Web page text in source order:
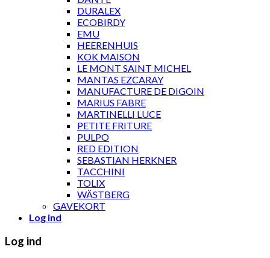
DURALEX
ECOBIRDY
EMU
HEERENHUIS
KOK MAISON
LE MONT SAINT MICHEL
MANTAS EZCARAY
MANUFACTURE DE DIGOIN
MARIUS FABRE
MARTINELLI LUCE
PETITE FRITURE
PULPO
RED EDITION
SEBASTIAN HERKNER
TACCHINI
TOLIX
WÄSTBERG
GAVEKORT
Log ind
Log ind